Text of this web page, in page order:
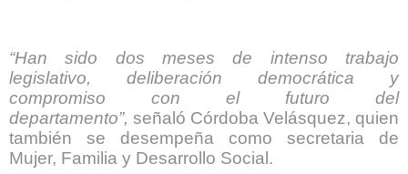
“Han sido dos meses de intenso trabajo
legislativo, deliberación democrática y
compromiso con el futuro del
departamento”, señaló Córdoba Velásquez, quien
también se desempeña como secretaria de
Mujer, Familia y Desarrollo Social.